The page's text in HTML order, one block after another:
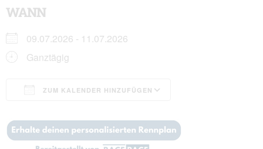
WANN
09.07.2026 - 11.07.2026
Ganztägig
ZUM KALENDER HINZUFÜGEN